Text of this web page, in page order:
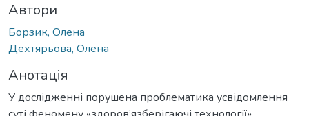
Автори
Борзик, Олена
Дехтярьова, Олена
Анотація
У дослідженні порушена проблематика усвідомлення